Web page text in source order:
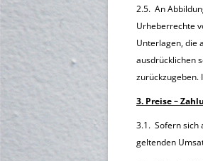
2.5. An
Urheberrechte
Unterlagen, die
ausdrücklichen
zurückzugeben.
3. Preise –
3.1. Sofern sich
geltenden